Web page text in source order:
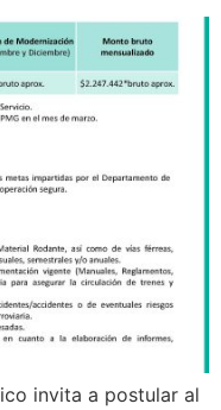
invita a postular al